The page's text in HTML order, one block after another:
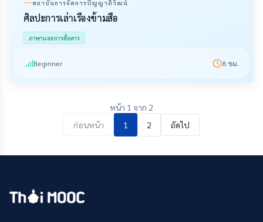
สถาบันการจัดการปัญญาภิวัฒน์
ศิลปะการเล่าเรื่องข้ามสื่อ
ภาษาและการสื่อสาร
Beginner 8 ชม.
หน้า 1 จาก 2
ก่อนหน้า
1 2 ถัดไป